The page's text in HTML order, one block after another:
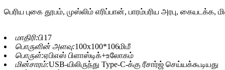
பெரிய புகை தூபம், முஸ்லிம் எரிப்பான், பாரம்பரிய அரபு, கையடக்க,
மாதிரி:பி17
பொருளின் அளவு:100x100*106மிமீ
பொருள்:ஏபிஎஸ் பிளாஸ்டிக்+உலோகம்
மின்சாரம்:USB-யிலிருந்து Type-C-க்கு ரீசார்ஜ் செய்யக்கூடியது